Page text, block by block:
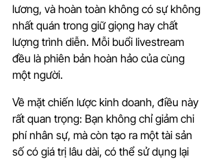
lương, và hoàn toàn không có sự không
nhất quán trong giữ giọng hay chất
lượng trình diễn. Mỗi buổi livestream
đều là phiên bản hoàn hảo của cùng
một người.
Về mặt chiến lược kinh doanh, điều này
rất quan trọng: Bạn không chỉ giảm chi
phí nhân sự, mà còn tạo ra một tài sản
số có giá trị lâu dài, có thể sử dụng lại